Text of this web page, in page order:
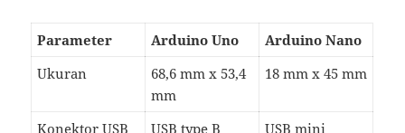
Parameter Arduino Uno
Arduino Nano
Ukuran
68,6 mm x 53,4
mm
18 mm x 45 mm
Konektor USB USB type B
USB mini